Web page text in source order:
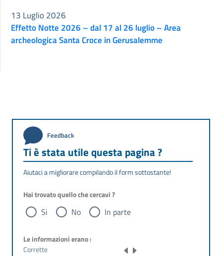
Effetto Notte 2026 – dal 17 al 26 luglio – Area
archeologica Santa Croce in Gerusalemme
13 Luglio 2026
Feedback
Ti è stata utile questa pagina ?
Aiutaci a migliorare compilando il form sottostante!
Hai trovato quello che cercavi ?
Si No In parte
Le informazioni erano :
Corrette